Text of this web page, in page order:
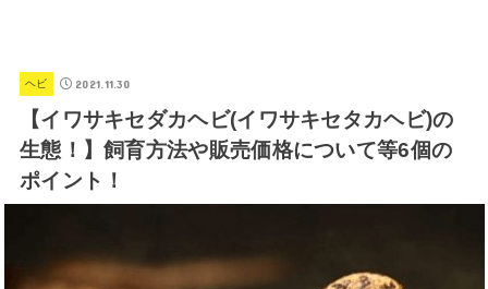
ヘビ 2021.11.30
【イワサキセダカヘビ(イワサキセタカヘビ)の
生態！】飼育方法や販売価格について等6個の
ポイント！